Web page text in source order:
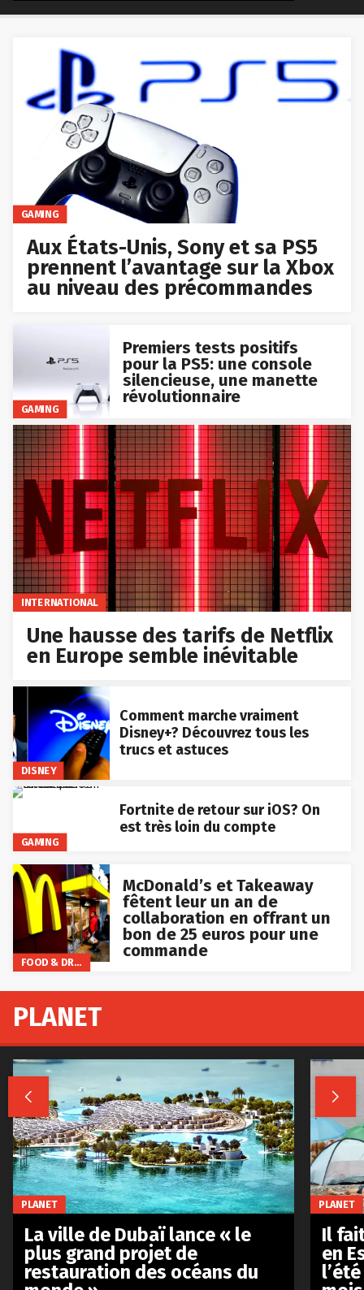
GAMING
Aux États-Unis, Sony et sa PS5
prennent l’avantage sur la Xbox
au niveau des précommandes
GAMING
Premiers tests positifs
pour la PS5: une console
silencieuse, une manette
révolutionnaire
INTERNATIONAL
Une hausse des tarifs de Netflix
en Europe semble inévitable
DISNEY
Comment marche vraiment
Disney+? Découvrez tous les
trucs et astuces
GAMING
Fortnite de retour sur iOS? On
est très loin du compte
FOOD & DRINKS
McDonald’s et Takeaway
fêtent leur un an de
collaboration en offrant un
bon de 25 euros pour une
commande
PLANET
 
PLANET
La ville de Dubaï lance « le
plus grand projet de
restauration des océans du
PLANET
Il
en